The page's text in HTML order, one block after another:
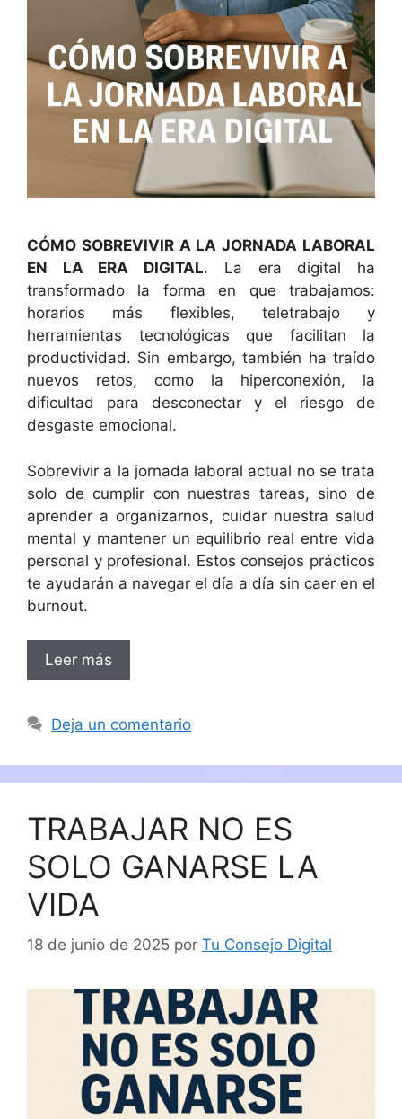
CÓMO SOBREVIVIR A LA JORNADA LABORAL
EN LA ERA DIGITAL. La era digital ha
transformado la forma en que trabajamos:
horarios más flexibles, teletrabajo y
herramientas tecnológicas que facilitan la
productividad. Sin embargo, también ha traído
nuevos retos, como la hiperconexión, la
dificultad para desconectar y el riesgo de
desgaste emocional.
Sobrevivir a la jornada laboral actual no se trata
solo de cumplir con nuestras tareas, sino de
aprender a organizarnos, cuidar nuestra salud
mental y mantener un equilibrio real entre vida
personal y profesional. Estos consejos prácticos
te ayudarán a navegar el día a día sin caer en el
burnout.
Leer más
Deja un comentario
TRABAJAR NO ES
SOLO GANARSE LA
VIDA
18 de junio de 2025 por Tu Consejo Digital